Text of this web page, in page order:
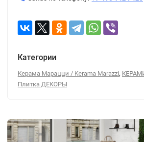
Категории
Керама Марацци / Kerama Marazzi,
Плитка ДЕКОРЫ